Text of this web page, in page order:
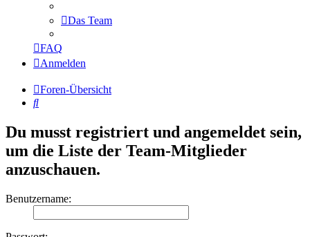
Das Team
FAQ
Anmelden
Foren-Übersicht
Suche
Du musst registriert und angemeldet sein,
um die Liste der Team-Mitglieder
anzuschauen.
Benutzername: